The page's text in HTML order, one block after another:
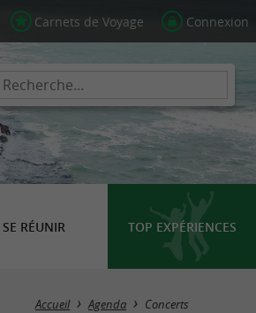
Carnets de Voyage Connexion
SE RÉUNIR TOP EXPÉRIENCES
Masquer la carte
Accueil Agenda Concerts